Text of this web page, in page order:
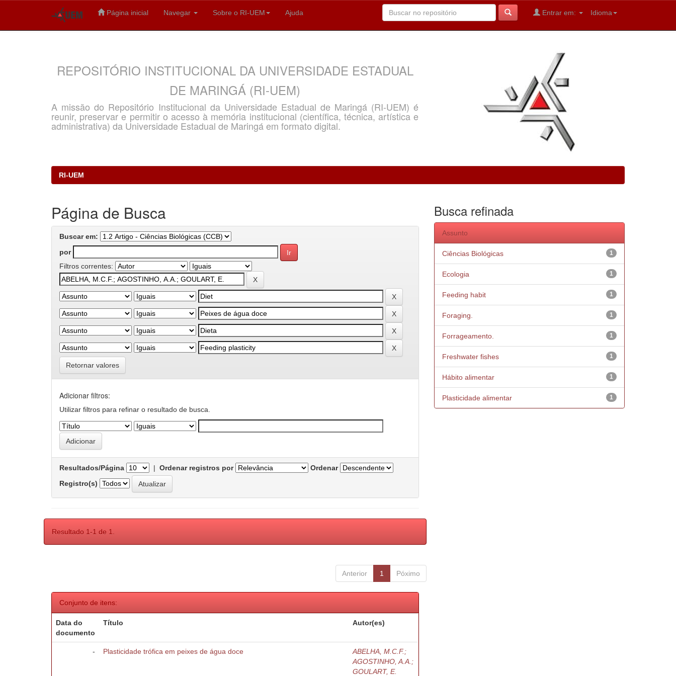
Página inicial Navegar Sobre o RI-UEM Ajuda Idioma
Entrar em:
REPOSITÓRIO INSTITUCIONAL DA UNIVERSIDADE ESTADUAL
DE MARINGÁ (RI-UEM)
A missão do Repositório Institucional da Universidade Estadual de Maringá (RI-UEM) é
reunir, preservar e permitir o acesso à memória institucional (científica, técnica, artística e
administrativa) da Universidade Estadual de Maringá em formato digital.
RI-UEM
Página de Busca
Buscar em:
por
Filtros correntes:
Retornar valores
Adicionar filtros:
Utilizar filtros para refinar o resultado de busca.
Resultados/Página | Ordenar registros por
Ordenar
Registro(s)
Resultado 1-1 de 1.
Anterior 1 Póximo
Conjunto de itens:
Data do
documento
Título Autor(es)
- Plasticidade trófica em peixes de água doce
ABELHA, M.C.F.;
AGOSTINHO, A.A.;
GOULART, E.
Busca refinada
Assunto
1
Ciências Biológicas
1
Ecologia
1
Feeding habit
1
Foraging.
1
Forrageamento.
1
Freshwater fishes
1
Hábito alimentar
1
Plasticidade alimentar